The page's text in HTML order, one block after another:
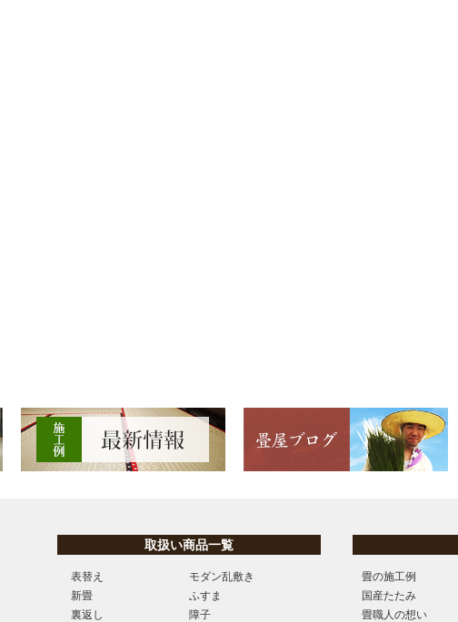
取扱い商品一覧
表替え
新畳
裏返し
モダン乱敷き
ふすま
障子
畳の施工例
国産たたみ
畳職人の想い